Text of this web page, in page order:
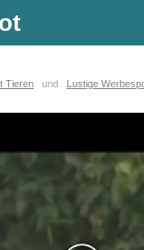
Tieren und Lustige